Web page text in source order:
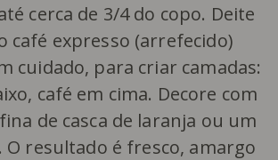
cerca de 3/4 do copo. Deite
café expresso (arrefecido)
cuidado, para criar camadas:
café em cima. Decore com
de casca de laranja ou um
O resultado é fresco, amargo